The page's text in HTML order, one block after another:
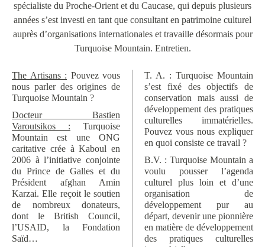
spécialiste du Proche-Orient et du Caucase, qui depuis plusieurs
années s’est investi en tant que consultant en patrimoine culturel
auprès d’organisations internationales et travaille désormais pour
Turquoise Mountain. Entretien.
The Artisans : Pouvez vous
nous parler des origines de
Turquoise Mountain ?
Docteur Bastien
Varoutsikos : Turquoise
Mountain est une ONG
caritative crée à Kaboul en
2006 à l’initiative conjointe
du Prince de Galles et du
Président afghan Amin
Karzai. Elle reçoit le soutien
de nombreux donateurs,
dont le British Council,
l’USAID, la Fondation
Saïd…
T. A. : Turquoise Mountain
s’est fixé des objectifs de
conservation mais aussi de
développement des pratiques
culturelles immatérielles.
Pouvez vous nous expliquer
en quoi consiste ce travail ?
B.V. : Turquoise Mountain a
voulu pousser l’agenda
culturel plus loin et d’une
organisation de
développement pur au
départ, devenir une pionnière
en matière de développement
des pratiques culturelles